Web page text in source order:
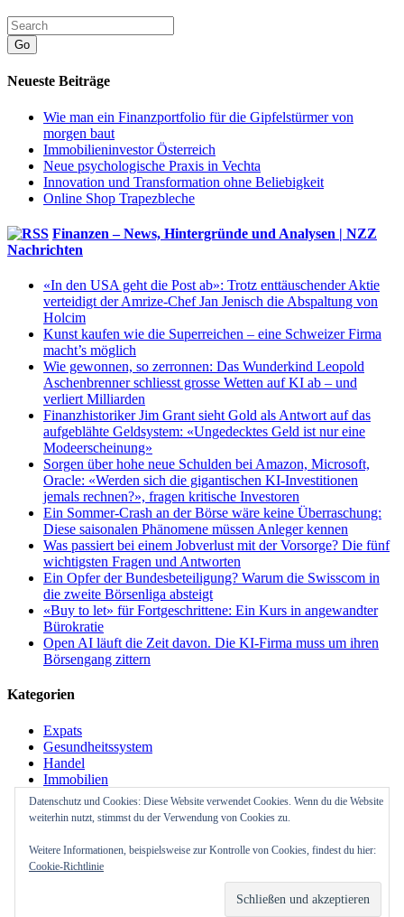
Go
Neueste Beiträge
Wie man ein Finanzportfolio für die Gipfelstürmer von
morgen baut
Immobilieninvestor Österreich
Neue psychologische Praxis in Vechta
Innovation und Transformation ohne Beliebigkeit
Online Shop Trapezbleche
Finanzen – News, Hintergründe und Analysen | NZZ
Nachrichten
«In den USA geht die Post ab»: Trotz enttäuschender Aktie
verteidigt der Amrize-Chef Jan Jenisch die Abspaltung von
Holcim
Kunst kaufen wie die Superreichen – eine Schweizer Firma
macht’s möglich
Wie gewonnen, so zerronnen: Das Wunderkind Leopold
Aschenbrenner schliesst grosse Wetten auf KI ab – und
verliert Milliarden
Finanzhistoriker Jim Grant sieht Gold als Antwort auf das
aufgeblähte Geldsystem: «Ungedecktes Geld ist nur eine
Modeerscheinung»
Sorgen über hohe neue Schulden bei Amazon, Microsoft,
Oracle: «Werden sich die gigantischen KI-Investitionen
jemals rechnen?», fragen kritische Investoren
Ein Sommer-Crash an der Börse wäre keine Überraschung:
Diese saisonalen Phänomene müssen Anleger kennen
Was passiert bei einem Jobverlust mit der Vorsorge? Die fünf
wichtigsten Fragen und Antworten
Ein Opfer der Bundesbeteiligung? Warum die Swisscom in
die zweite Börsenliga absteigt
«Buy to let» für Fortgeschrittene: Ein Kurs in angewandter
Bürokratie
Open AI läuft die Zeit davon. Die KI-Firma muss um ihren
Börsengang zittern
Kategorien
Expats
Gesundheitssystem
Handel
Immobilien
Investitionen
Marketing
Organisation
Uncategorized
Verkehr
Datenschutz und Cookies: Diese Website verwendet Cookies. Wenn du die Website
weiterhin nutzt, stimmst du der Verwendung von Cookies zu.
Weitere Informationen, beispielsweise zur Kontrolle von Cookies, findest du hier:
Cookie-Richtlinie